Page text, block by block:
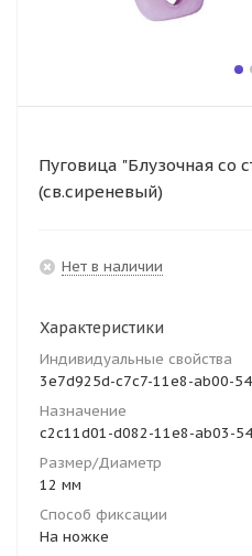
Пуговица "Блузочная со
(св.сиреневый)
Нет в наличии
Характеристики
Индивидуальные свойства
3e7d925d-c7c7-11e8-ab00-
Назначение
c2c11d01-d082-11e8-ab03-
Размер/Диаметр
12 мм
Способ фиксации
На ножке